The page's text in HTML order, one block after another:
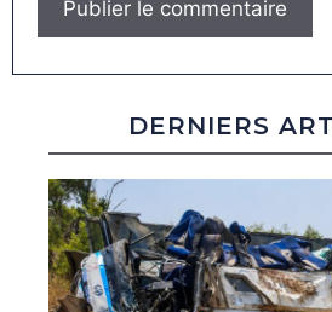
DERNIERS